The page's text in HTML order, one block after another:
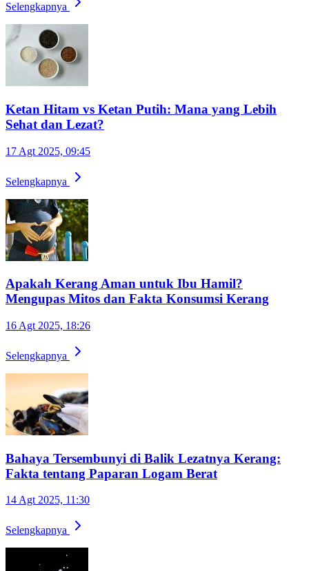
Selengkapnya
Ketan Hitam vs Ketan Putih: Mana yang Lebih
Sehat dan Lezat?
17 Agt 2025, 09:45
Selengkapnya
Apakah Kerang Aman untuk Ibu Hamil?
Mengupas Mitos dan Fakta Konsumsi Kerang
16 Agt 2025, 18:26
Selengkapnya
Bahaya Tersembunyi di Balik Lezatnya Kerang:
Fakta tentang Paparan Logam Berat
14 Agt 2025, 11:30
Selengkapnya